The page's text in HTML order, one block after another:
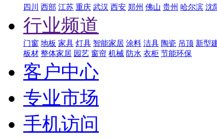
四川 西部 江苏 重庆 武汉 西安 郑州 佛山 贵州 哈尔滨 沈
行业频道
门窗 地板 家具 灯具 智能家居 涂料 洁具 陶瓷 吊顶 新型
板材 整体家居 园艺 窗帘 机械 防水 衣柜 节能环保
客户中心
专业市场
手机访问